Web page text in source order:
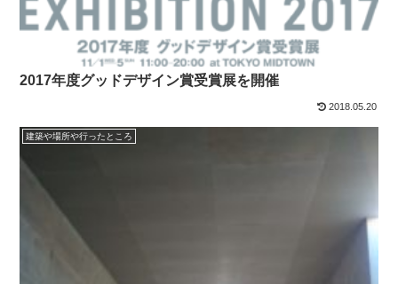
2017年度グッドデザイン賞受賞展を開催
2018.05.20
建築や場所や行ったところ